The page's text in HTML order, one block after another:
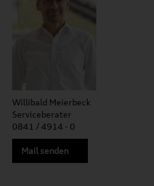
Willibald Meierbeck
Serviceberater
0841 / 4914 - 0
Mail senden